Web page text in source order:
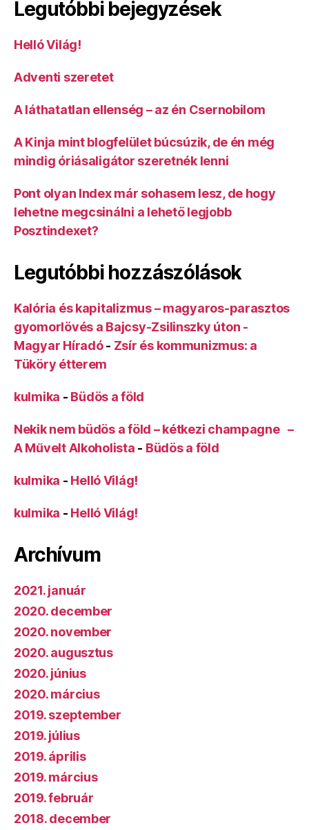
Legutóbbi bejegyzések
Helló Világ!
Adventi szeretet
A láthatatlan ellenség – az én Csernobilom
A Kinja mint blogfelület búcsúzik, de én még
mindig óriásaligátor szeretnék lenni
Pont olyan Index már sohasem lesz, de hogy
lehetne megcsinálni a lehető legjobb
Posztindexet?
Legutóbbi hozzászólások
Kalória és kapitalizmus – magyaros-parasztos
gyomorlövés a Bajcsy-Zsilinszky úton -
Magyar Híradó- Zsír és kommunizmus: a
Tüköry étterem
kulmika - Büdös a föld
Nekik nem büdös a föld – kétkezi champagne –
A Művelt Alkoholista - Büdös a föld
kulmika - Helló Világ!
kulmika - Helló Világ!
Archívum
2021. január
2020. december
2020. november
2020. augusztus
2020. június
2020. március
2019. szeptember
2019. július
2019. április
2019. március
2019. február
2018. december